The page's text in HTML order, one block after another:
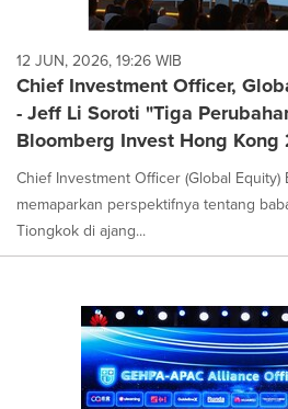
12 JUN, 2026, 19:26 WIB
Chief Investment Officer,
- Jeff Li Soroti "Tiga
Bloomberg Invest Hong
Chief Investment Officer (Global Equity)
memaparkan perspektifnya tentang
Tiongkok di ajang...